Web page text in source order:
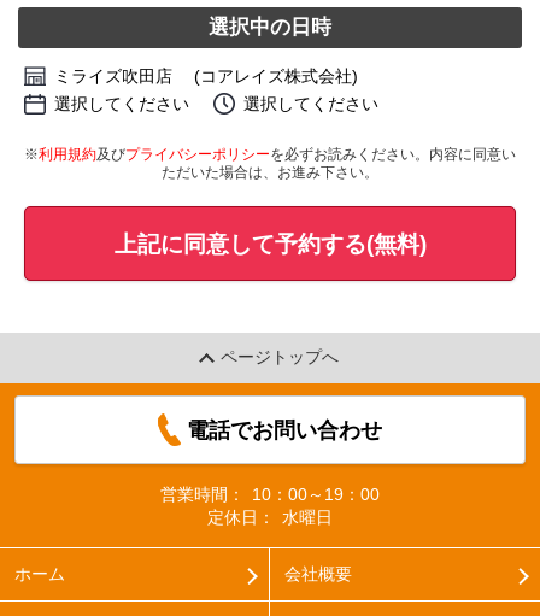
選択中の日時
ミライズ吹田店 (コアレイズ株式会社)
選択してください
選択してください
※利用規約及びプライバシーポリシーを必ずお読みください。内容に同意い
ただいた場合は、お進み下さい。
上記に同意して予約する(無料)
ページトップへ
電話でお問い合わせ
営業時間：
10：00～19：00
定休日：
水曜日
ホーム 会社概要